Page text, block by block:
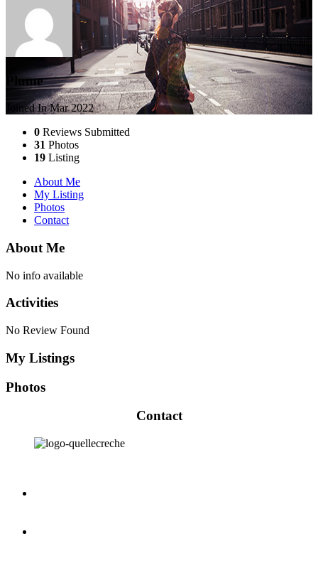
Plume
Joined In Mar 2022
0 Reviews Submitted
31 Photos
19 Listing
About Me
My Listing
Photos
Contact
About Me
No info available
Activities
No Review Found
My Listings
Photos
Contact